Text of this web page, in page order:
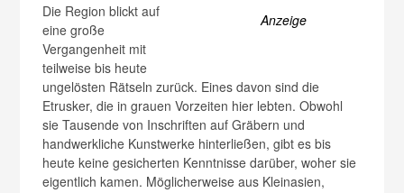
Anzeige
Die Region blickt auf
eine große
Vergangenheit mit
teilweise bis heute
ungelösten Rätseln zurück. Eines davon sind die
Etrusker, die in grauen Vorzeiten hier lebten. Obwohl
sie Tausende von Inschriften auf Gräbern und
handwerkliche Kunstwerke hinterließen, gibt es bis
heute keine gesicherten Kenntnisse darüber, woher sie
eigentlich kamen. Möglicherweise aus Kleinasien,